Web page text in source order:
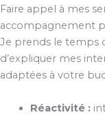
Faire appel à mes
accompagnement
Je prends le temps
d’expliquer mes
adaptées à votre
Réactivité :